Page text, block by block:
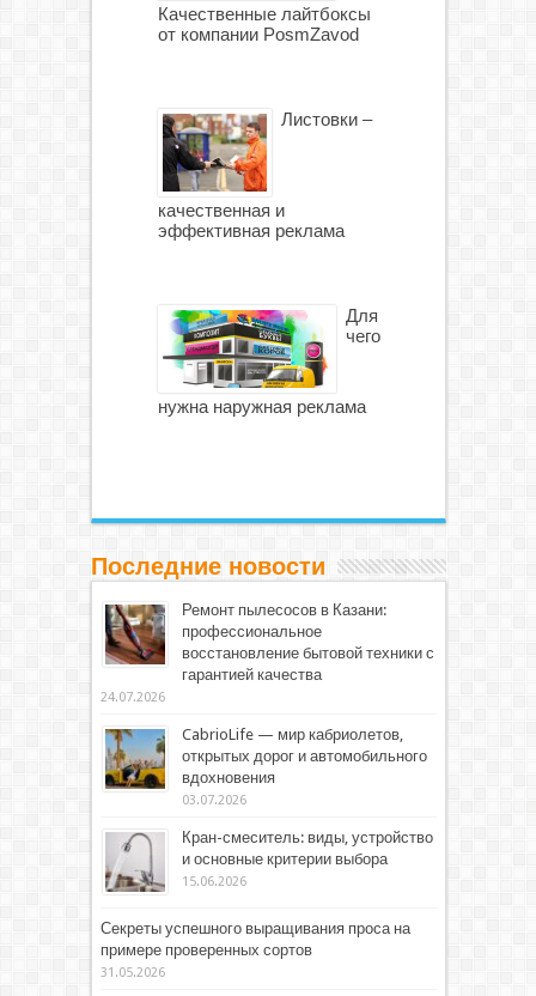
Качественные лайтбоксы
от компании PosmZavod
Листовки –
качественная и
эффективная реклама
Для
чего
нужна наружная реклама
Последние новости
Ремонт пылесосов в Казани:
профессиональное
восстановление бытовой техники с
гарантией качества
24.07.2026
CabrioLife — мир кабриолетов,
открытых дорог и автомобильного
вдохновения
03.07.2026
Кран-смеситель: виды, устройство
и основные критерии выбора
15.06.2026
Секреты успешного выращивания проса на
примере проверенных сортов
31.05.2026